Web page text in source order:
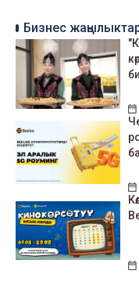
Бизнес